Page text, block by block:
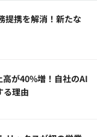
携を解消！新たな
が40%増！自社のAI
る理由